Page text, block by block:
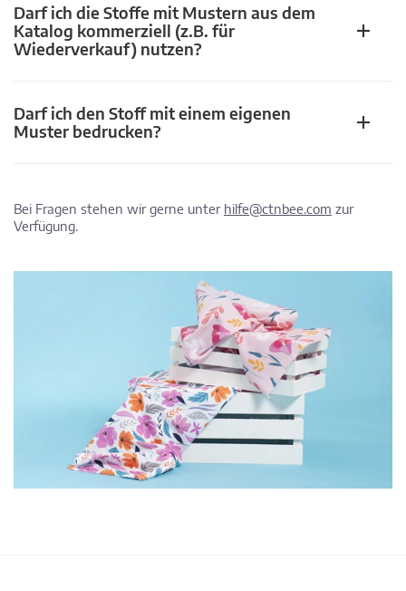
Darf ich die Stoffe mit Mustern aus dem
Katalog kommerziell (z.B. für
Wiederverkauf) nutzen?
Darf ich den Stoff mit einem eigenen
Muster bedrucken?
Bei Fragen stehen wir gerne unter hilfe@ctnbee.com zur
Verfügung.